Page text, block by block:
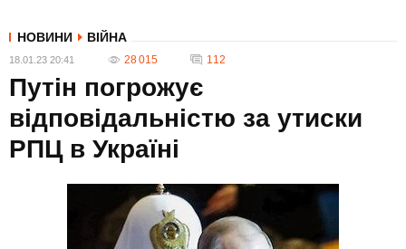
НОВИНИ ВІЙНА
18.01.23 20:41 28 015 112
Путін погрожує
відповідальністю за утиски
РПЦ в Україні